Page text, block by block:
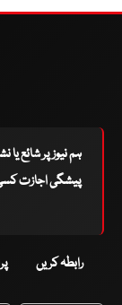
ہم نیوز پر شائع یا
پیشگی اجازت
رابطہ کریں